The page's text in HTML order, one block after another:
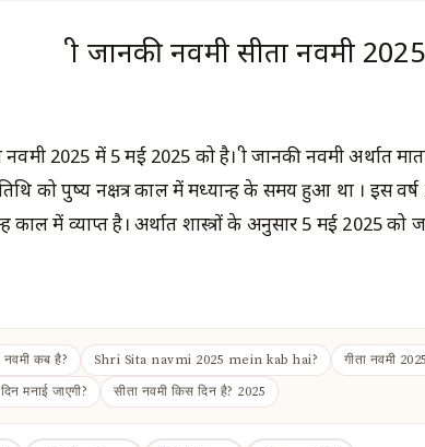
श्री जानकी नवमी सीता नवमी 2025
नवमी 2025 में 5 मई 2025 को है। श्री जानकी नवमी अर्थात
को पुष्य नक्षत्र काल में मध्यान्ह के समय हुआ था । इस
काल में व्याप्त है। अर्थात शास्त्रों के अनुसार 5 मई 2025 को
नवमी कब है? Shri Sita navmi 2025 mein kab hai?
गीता नवमी
मनाई जाएगी?
सीता नवमी किस दिन है? 2025